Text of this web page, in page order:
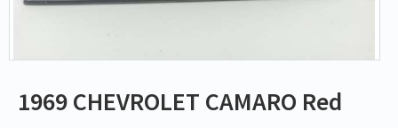
1969 CHEVROLET CAMARO Red